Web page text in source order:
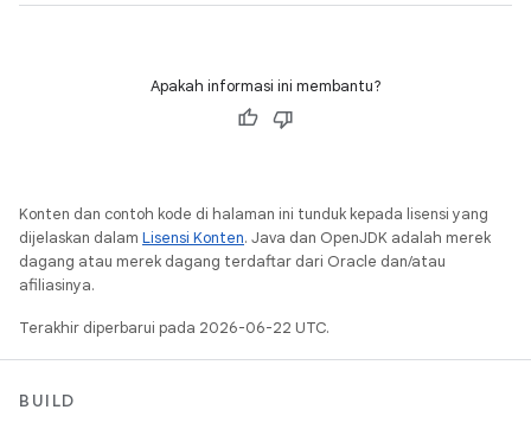
Apakah informasi ini membantu?
Konten dan contoh kode di halaman ini tunduk kepada lisensi yang
dijelaskan dalam Lisensi Konten. Java dan OpenJDK adalah merek
dagang atau merek dagang terdaftar dari Oracle dan/atau
afiliasinya.
Terakhir diperbarui pada 2026-06-22 UTC.
BUILD